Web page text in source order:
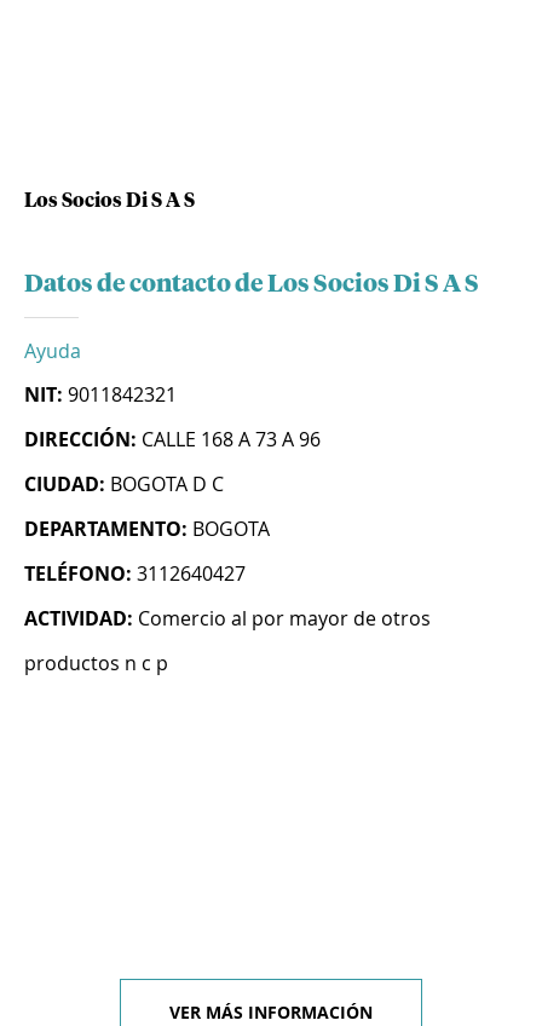
Los Socios Di S A S
Datos de contacto de Los Socios Di S A S
Ayuda
NIT: 9011842321
DIRECCIÓN: CALLE 168 A 73 A 96
CIUDAD: BOGOTA D C
DEPARTAMENTO: BOGOTA
TELÉFONO: 3112640427
ACTIVIDAD: Comercio al por mayor de otros
productos n c p
VER MÁS INFORMACIÓN